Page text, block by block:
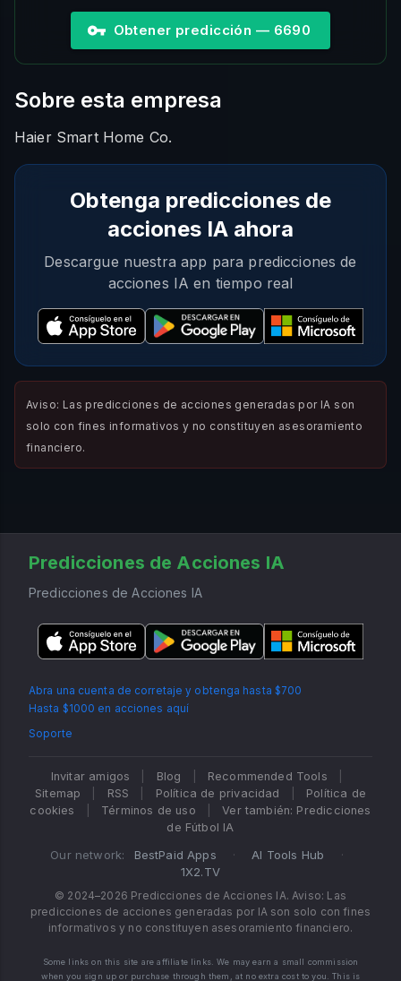
Obtener predicción — 6690
Sobre esta empresa
Haier Smart Home Co.
Obtenga predicciones de
acciones IA ahora
Descargue nuestra app para predicciones de
acciones IA en tiempo real
Aviso: Las predicciones de acciones generadas por IA son
solo con fines informativos y no constituyen asesoramiento
financiero.
Predicciones de Acciones IA
Predicciones de Acciones IA
Abra una cuenta de corretaje y obtenga hasta $700
Hasta $1000 en acciones aquí
Soporte
Invitar amigos Blog Recommended Tools
Sitemap
RSS Política de privacidad
Política de
cookies
Términos de uso
Ver también: Predicciones
de Fútbol IA
Our network: BestPaid Apps · AI Tools Hub
·
1X2.TV
© 2024–2026 Predicciones de Acciones IA. Aviso: Las
predicciones de acciones generadas por IA son solo con fines
informativos y no constituyen asesoramiento financiero.
Some links on this site are affiliate links. We may earn a small commission
when you sign up or purchase through them, at no extra cost to you. This is